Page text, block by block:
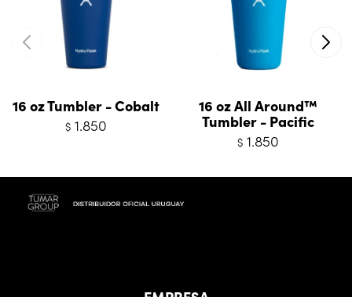
16 oz Tumbler - Cobalt
$ 1.850
16 oz All Around™
Tumbler - Pacific
$ 1.850